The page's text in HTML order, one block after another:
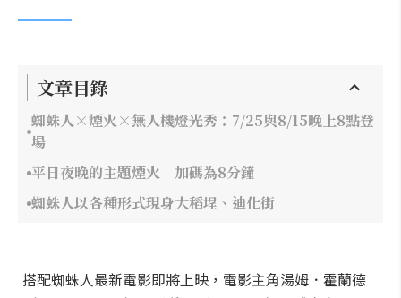
文章目錄
蜘蛛人×煙火×無人機燈光秀：7/25與8/15晚上8點登
場
平日夜晚的主題煙火 加碼為8分鐘
蜘蛛人以各種形式現身大稻埕、迪化街
搭配蜘蛛人最新電影即將上映，電影主角湯姆．霍蘭德